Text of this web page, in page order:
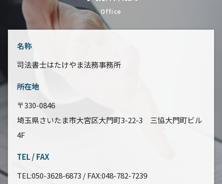
Office
名称
司法書士はたけやま法務事務所
所在地
〒330-0846
埼玉県さいたま市大宮区大門町3-22-3 三協大門町ビル
4F
TEL / FAX
TEL:050-3628-6873 / FAX:048-782-7239